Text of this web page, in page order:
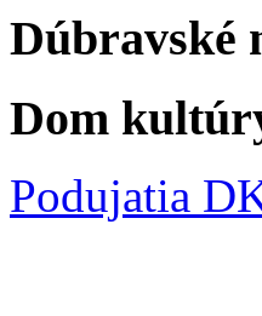
Dúbravské
Dom
Podujatia